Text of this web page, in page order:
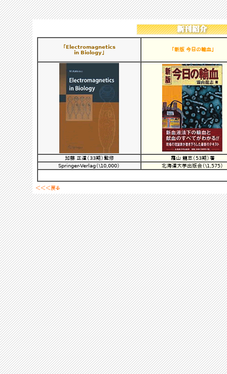
「Electromagnetics
in Biology」
「新版 今日の輸血」
加藤 正道（33期）監修
霜山 龍志（53期）著
Springer-Verlag（\10,000）
北海道大学出版会（\1,575）
＜＜＜戻る